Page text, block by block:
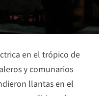
en el trópico de
y comunarios
llantas en el